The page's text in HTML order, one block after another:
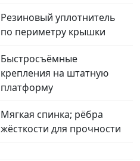
Резиновый уплотнитель
по периметру крышки
Быстросъёмные
крепления на штатную
платформу
Мягкая спинка; рёбра
жёсткости для прочности